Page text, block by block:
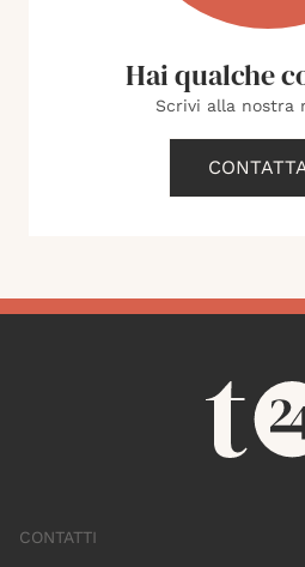
Hai qualche
Scrivi alla nostra
CONTATTI